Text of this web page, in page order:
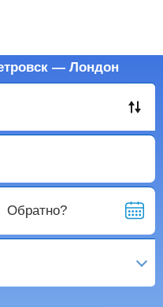
— Лондон
Обратно?